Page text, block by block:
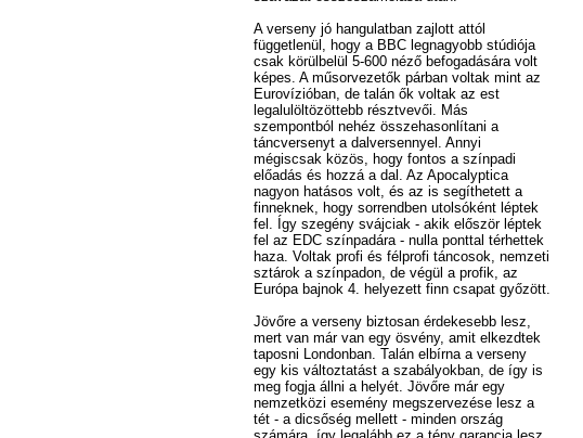
A verseny jó hangulatban zajlott attól
függetlenül, hogy a BBC legnagyobb stúdiója
csak körülbelül 5-600 néző befogadására volt
képes. A műsorvezetők párban voltak mint az
Eurovízióban, de talán ők voltak az est
legalulöltözöttebb résztvevői. Más
szempontból nehéz összehasonlítani a
táncversenyt a dalversennyel. Annyi
mégiscsak közös, hogy fontos a színpadi
előadás és hozzá a dal. Az Apocalyptica
nagyon hatásos volt, és az is segíthetett a
finneknek, hogy sorrendben utolsóként léptek
fel. Így szegény svájciak - akik először léptek
fel az EDC színpadára - nulla ponttal térhettek
haza. Voltak profi és félprofi táncosok, nemzeti
sztárok a színpadon, de végül a profik, az
Európa bajnok 4. helyezett finn csapat győzött.
Jövőre a verseny biztosan érdekesebb lesz,
mert van már van egy ösvény, amit elkezdtek
taposni Londonban. Talán elbírna a verseny
egy kis változtatást a szabályokban, de így is
meg fogja állni a helyét. Jövőre már egy
nemzetközi esemény megszervezése lesz a
tét - a dicsőség mellett - minden ország